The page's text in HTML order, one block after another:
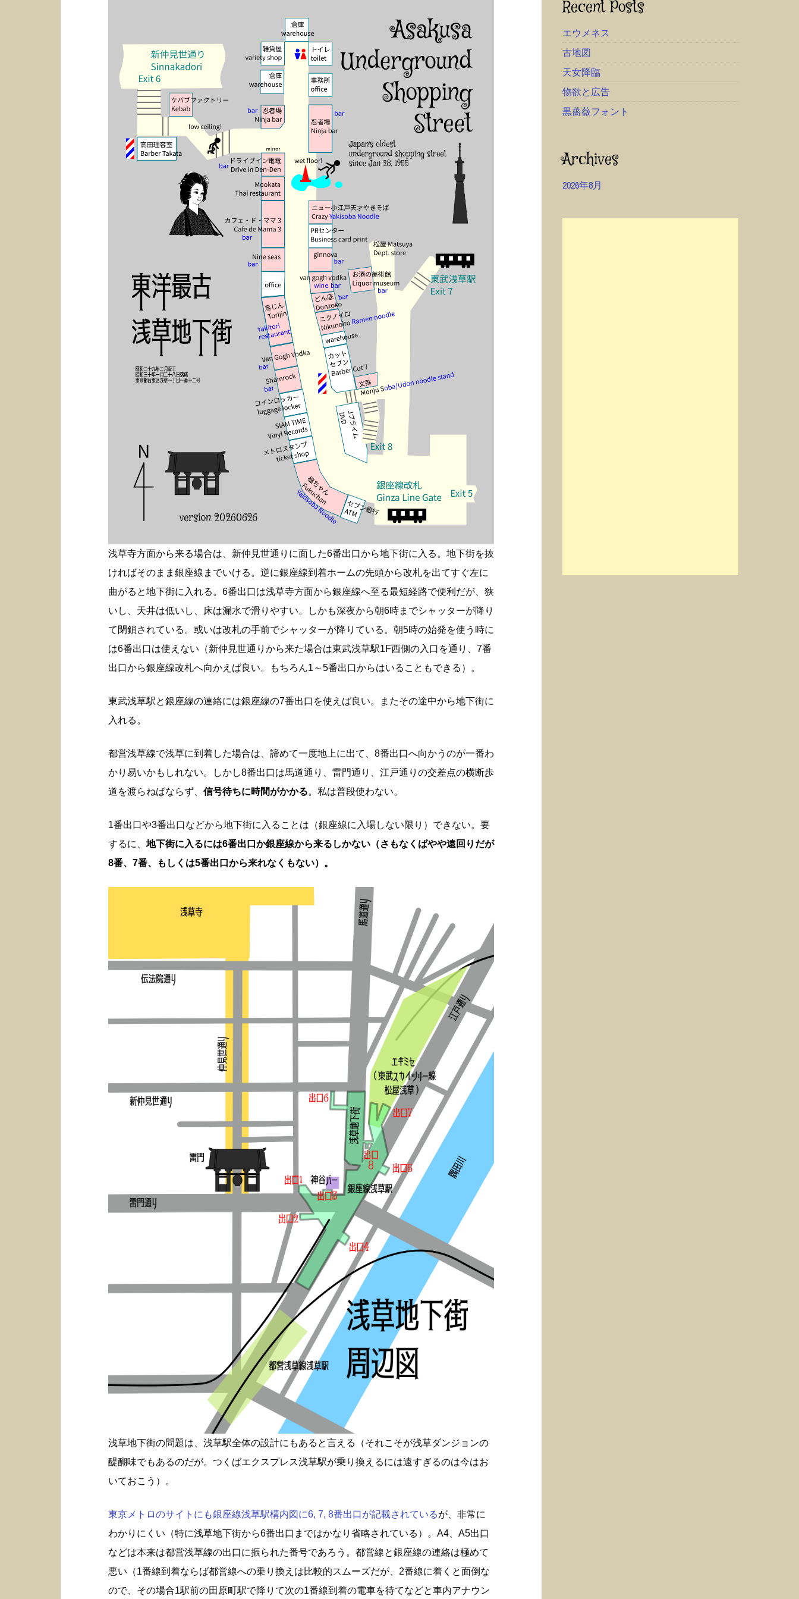
浅草寺方面から来る場合は、新仲見世通りに面した6番出口から地下街に入る。地下街を抜
ければそのまま銀座線までいける。逆に銀座線到着ホームの先頭から改札を出てすぐ左に
曲がると地下街に入れる。6番出口は浅草寺方面から銀座線へ至る最短経路で便利だが、狭
いし、天井は低いし、床は漏水で滑りやすい。しかも深夜から朝6時までシャッターが降り
て閉鎖されている。或いは改札の手前でシャッターが降りている。朝5時の始発を使う時に
は6番出口は使えない（新仲見世通りから来た場合は東武浅草駅1F西側の入口を通り、7番
出口から銀座線改札へ向かえば良い。もちろん1～5番出口からはいることもできる）。
東武浅草駅と銀座線の連絡には銀座線の7番出口を使えば良い。またその途中から地下街に
入れる。
都営浅草線で浅草に到着した場合は、諦めて一度地上に出て、8番出口へ向かうのが一番わ
かり易いかもしれない。しかし8番出口は馬道通り、雷門通り、江戸通りの交差点の横断歩
道を渡らねばならず、 信号待ちに時間がかかる。私は普段使わない。
1番出口や3番出口などから地下街に入ることは（銀座線に入場しない限り）できない。要
するに、 地下街に入るには6番出口か銀座線から来るしかない（さもなくばやや遠回りだが
8番、7番、もしくは5番出口から来れなくもない）。
浅草地下街の問題は、浅草駅全体の設計にもあると言える（それこそが浅草ダンジョンの
醍醐味でもあるのだが。つくばエクスプレス浅草駅が乗り換えるには遠すぎるのは今はお
いておこう）。
東京メトロのサイトにも銀座線浅草駅構内図に6, 7, 8番出口が記載されているが、非常に
わかりにくい（特に浅草地下街から6番出口まではかなり省略されている）。A4、A5出口
などは本来は都営浅草線の出口に振られた番号であろう。都営線と銀座線の連絡は極めて
悪い（1番線到着ならば都営線への乗り換えは比較的スムーズだが、2番線に着くと面倒な
ので、その場合1駅前の田原町駅で降りて次の1番線到着の電車を待てなどと車内アナウン
Recent Posts
エウメネス
古地図
天女降臨
物欲と広告
黒薔薇フォント
Archives
2026年8月